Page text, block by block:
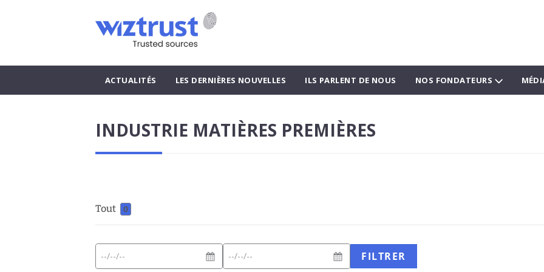
ACTUALITÉS LES DERNIÈRES NOUVELLES ILS PARLENT DE NOUS NOS FONDATEURS
INDUSTRIE MATIÈRES PREMIÈRES
Tout 0
Date
de
Date
de
Format
FILTRER